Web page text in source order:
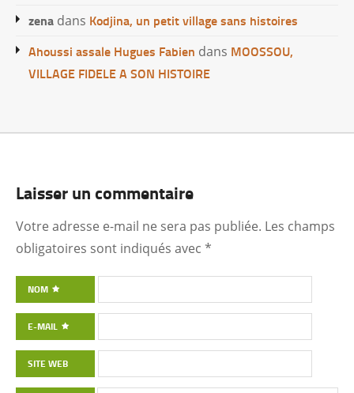
zena dans Kodjina, un petit village sans histoires
Ahoussi assale Hugues Fabien dans MOOSSOU,
VILLAGE FIDELE A SON HISTOIRE
Laisser un commentaire
Votre adresse e-mail ne sera pas publiée. Les champs
obligatoires sont indiqués avec *
NOM
E-MAIL
SITE WEB